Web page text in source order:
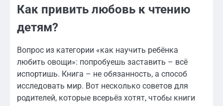
Как привить любовь к чтению
детям?
Вопрос из категории «как научить ребёнка
любить овощи»: попробуешь заставить – всё
испортишь. Книга – не обязанность, а способ
исследовать мир. Вот несколько советов для
родителей, которые всерьёз хотят, чтобы книги